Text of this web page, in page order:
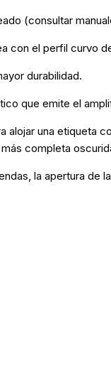
(consultar
con el perfil curvo
durabilidad.
que emite el
una etiqueta
completa
la apertura de